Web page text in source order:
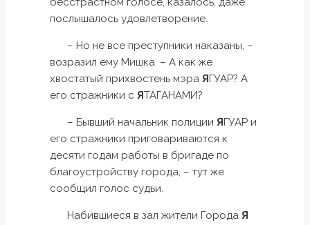
послышалось удовлетворение.
– Но не все преступники наказаны, –
возразил ему Мишка. – А как же
хвостатый прихвостень мэра ЯГУАР? А
его стражники с ЯТАГАНАМИ?
– Бывший начальник полиции ЯГУАР и
его стражники приговариваются к
десяти годам работы в бригаде по
благоустройству города, – тут же
сообщил голос судьи.
Набившиеся в зал жители Города Я